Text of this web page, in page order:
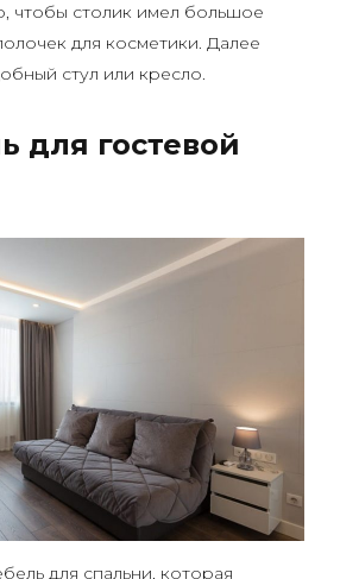
чтобы столик имел большое
для косметики. Далее
стул или кресло.
для гостевой
для спальни, которая